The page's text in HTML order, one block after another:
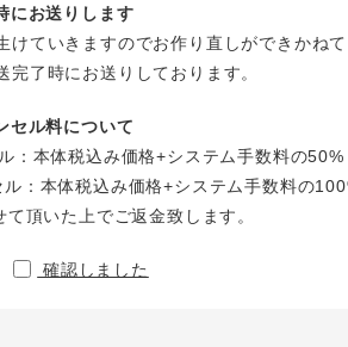
にお送りします
けていきますのでお作り直しができかね
了時にお送りしております。
セル料について
：本体税込み価格+システム手数料の50%
：本体税込み価格+システム手数料の
頂いた上でご返金致します。
確認しました